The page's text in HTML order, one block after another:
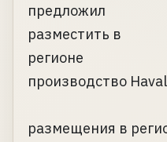
размещения в